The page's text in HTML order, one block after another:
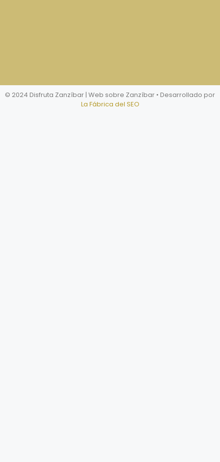
© 2024 Disfruta Zanzíbar | Web sobre Zanzíbar • Desarrollado por
La Fábrica del SEO